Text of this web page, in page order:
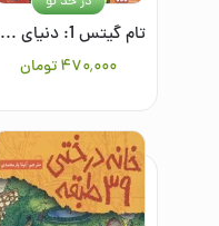
تام گیتس 1: دنیای معرکه‌ی تام گیتس
۴۷۰٬۰۰۰تومان